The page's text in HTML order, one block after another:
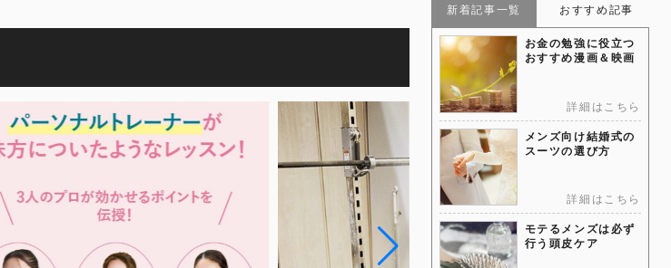
新着記事一覧 おすすめ記事
お金の勉強に役立つ
おすすめ漫画＆映画
詳細はこちら
メンズ向け結婚式の
スーツの選び方
詳細はこちら
モテるメンズは必ず
行う頭皮ケア